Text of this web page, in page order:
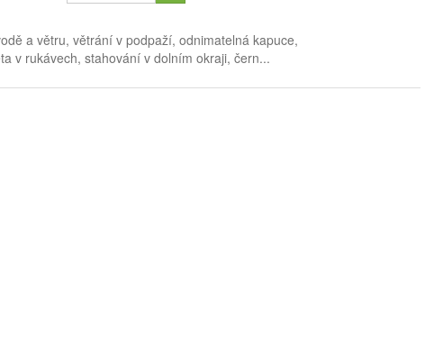
a větru, větrání v podpaží, odnimatelná kapuce,
v rukávech, stahování v dolním okraji, čern...